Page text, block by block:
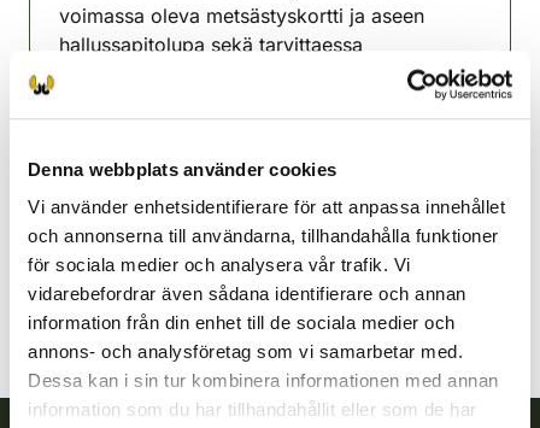
Denna webbplats använder cookies
Vi använder enhetsidentifierare för att anpassa innehållet
och annonserna till användarna, tillhandahålla funktioner
för sociala medier och analysera vår trafik. Vi
vidarebefordrar även sådana identifierare och annan
information från din enhet till de sociala medier och
annons- och analysföretag som vi samarbetar med.
Dessa kan i sin tur kombinera informationen med annan
information som du har tillhandahållit eller som de har
voimassa oleva metsästyskortti ja aseen
hallussapitolupa sekä tarvittaessa
jaktvårdsförening
044-5748560
hyrynsalmi-ristijarvi@rhy.riista.fi